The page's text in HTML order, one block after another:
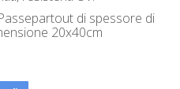
di spessore di
20x40cm